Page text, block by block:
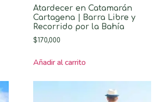
Atardecer en Catamarán
Cartagena | Barra Libre y
Recorrido por la Bahía
$170,000
Añadir al carrito